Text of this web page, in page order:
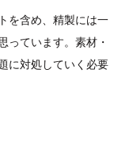
を含め、精製には一
っています。素材・
に対処していく必要